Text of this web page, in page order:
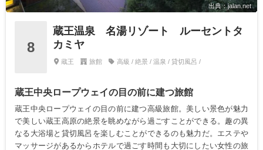
出典：jalan.net
8
蔵王温泉 名湯リゾート ルーセントタ
カミヤ
蔵王 旅館 高級 / 絶景 / 温泉 / 貸切風呂 /
蔵王中央ロープウェイの目の前に建つ旅館
蔵王中央ロープウェイの目の前に建つ高級旅館。美しい景色が魅力
で美しい蔵王高原の絶景を眺めながら過ごすことができる。趣の異
なる大浴場と貸切風呂を楽しむことができるのも魅力だ。エステや
マッサージがあるからホテルで過ごす時間も大切にしたい女性の旅